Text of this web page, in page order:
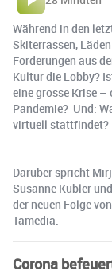
Während in den
Skiterrassen,
Forderungen aus
Kultur die Lobby?
eine grosse Krise
Pandemie? Und:
virtuell stattfindet?
Darüber spricht
Susanne Kübler
der neuen Folge
Tamedia.
Corona